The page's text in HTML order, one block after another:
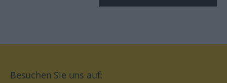
Besuchen Sie uns auf: